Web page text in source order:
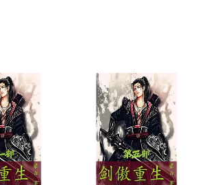
退換貨規範
本店是否提供消費者保護法七日猶